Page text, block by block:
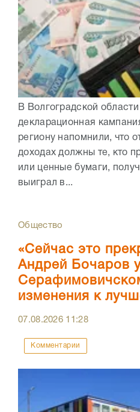
В Волгоградской
декларационная
региону напомнили, что
доходах должны те, кто
или ценные бумаги,
выиграл в...
Общество
«Сейчас это
Андрей Бочаров
изменения к
07.08.2026 11:28
Комментарии